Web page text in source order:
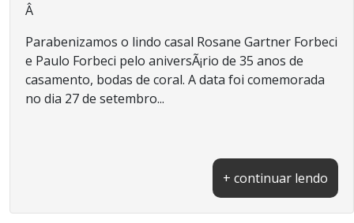
Â
Parabenizamos o lindo casal Rosane Gartner Forbeci
e Paulo Forbeci pelo aniversÃ¡rio de 35 anos de
casamento, bodas de coral. A data foi comemorada
no dia 27 de setembro...
+ continuar lendo